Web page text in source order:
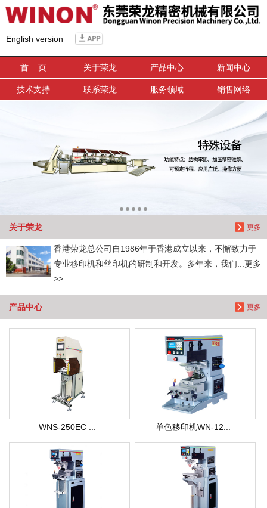
English version
首 页 关于荣龙 产品中心 新闻中心
技术支持 联系荣龙 服务领域 销售网络
更多
关于荣龙
香港荣龙总公司自1986年于香港成立以来，不懈致力于
专业移印机和丝印机的研制和开发。多年来，我们...更多
>>
更多
产品中心
WNS-250EC ... 单色移印机WN-12...
信息搜索
搜索